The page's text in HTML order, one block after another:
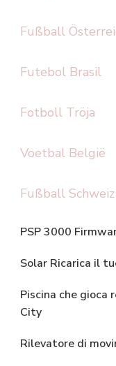
Fußball
Futebol Brasil
Fotboll Tröja
Voetbal België
Fußball Schweiz
PSP 3000
Solar Ricarica il
Piscina che gioca
City
Rilevatore di